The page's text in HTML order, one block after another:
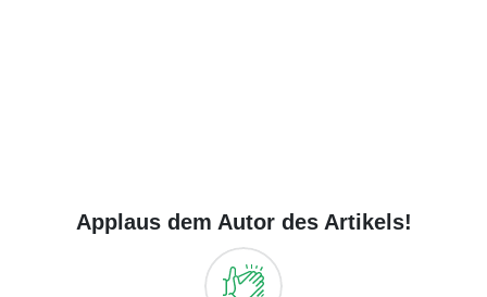
Applaus dem Autor des Artikels!